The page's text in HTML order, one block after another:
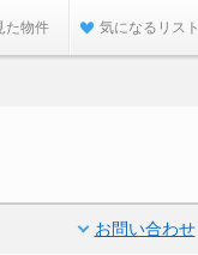
た物件 気になるリスト
お問い合わせ